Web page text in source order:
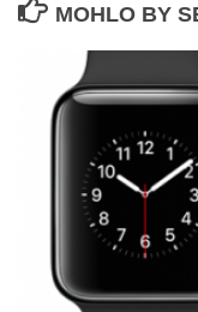
MOHLO BY